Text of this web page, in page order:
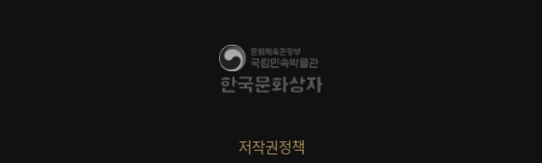
저작권정책